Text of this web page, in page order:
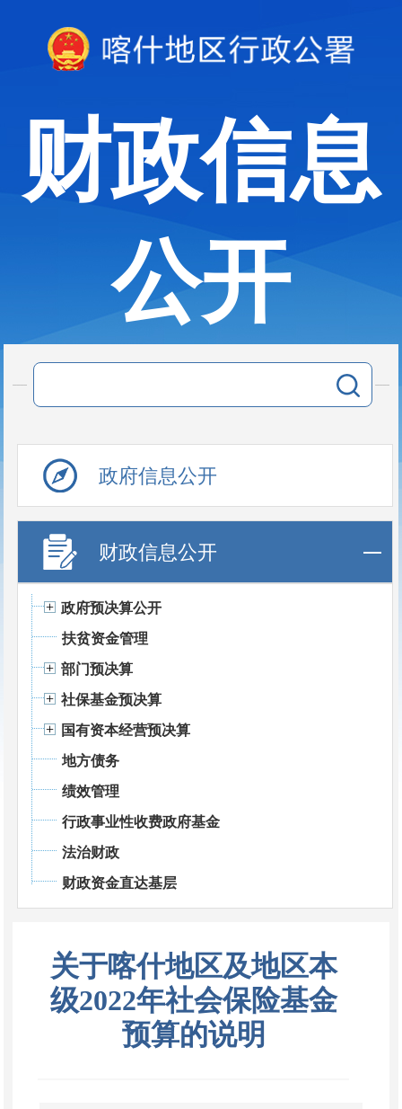
财政信息
公开
政府信息公开
财政信息公开
政府预决算公开
扶贫资金管理
部门预决算
社保基金预决算
国有资本经营预决算
地方债务
绩效管理
行政事业性收费政府基金
法治财政
财政资金直达基层
关于喀什地区及地区本
级2022年社会保险基金
预算的说明